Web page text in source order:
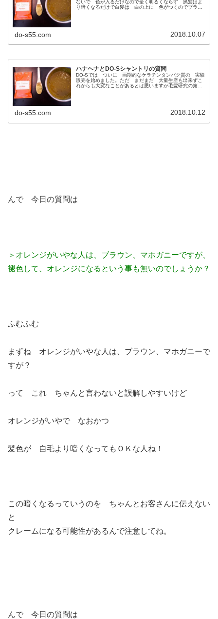
ないで 色が入るだけなので全く明るくならず 黒髪はよ
り暗くなるだけで白髪は 白の上に 色がつくのでブラウ
do-s55.com 2018.10.07
ハナヘナとDO-Sシャントリの質問
DO-Sでは ついに 画期的なケラチンタンパク質の 実験
販売を始めました。ただ まだまだ 大量生産も出来ずこ
れからも大変なことがあるとは思いますが毛髪研究の第一
do-s55.com 2018.10.12
んで 今日の質問は
＞オレンジがいやな人は、ブラウン、マホガニーですが、
褪色して、オレンジになるという事も無いのでしょうか？
ふむふむ
まずね オレンジがいやな人は、ブラウン、マホガニーで
すが？
って これ ちゃんと言わないと誤解しやすいけど
オレンジがいやで なおかつ
髪色が 自毛より暗くなってもＯＫな人ね！
この暗くなるっていうのを ちゃんとお客さんに伝えない
と
クレームになる可能性があるんで注意してね。
んで 今日の質問は